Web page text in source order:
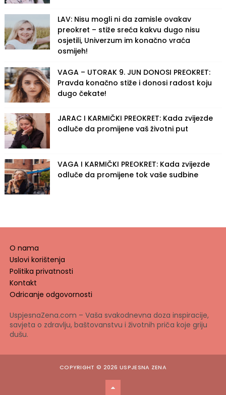
LAV: Nisu mogli ni da zamisle ovakav
preokret – stiže sreća kakvu dugo nisu
osjetili, Univerzum im konačno vraća
osmijeh!
VAGA – UTORAK 9. JUN DONOSI PREOKRET:
Pravda konačno stiže i donosi radost koju
dugo čekate!
JARAC I KARMIČKI PREOKRET: Kada zvijezde
odluče da promijene vaš životni put
VAGA I KARMIČKI PREOKRET: Kada zvijezde
odluče da promijene tok vaše sudbine
O nama
Uslovi korištenja
Politika privatnosti
Kontakt
Odricanje odgovornosti
UspjesnaZena.com – Vaša svakodnevna doza inspiracije,
savjeta o zdravlju, baštovanstvu i životnih priča koje griju
dušu.
COPYRIGHT © 2026USPJESNA ZENA